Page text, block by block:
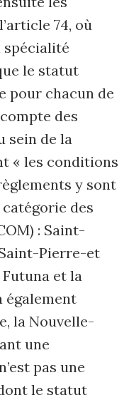
74, où
spécialité
le statut
pour chacun de
des
sein de la
« les conditions
y sont
catégorie des
: Saint-
Pierre-et
et la
également
la Nouvelle-
une
pas une
le statut